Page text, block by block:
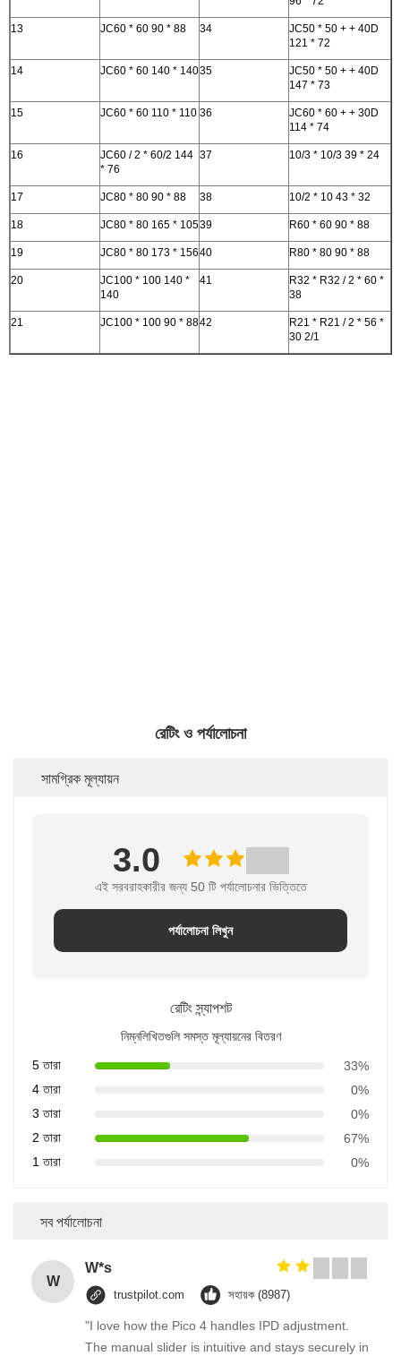
13 JC60 * 60 90 * 88 34
JC50 * 50 + + 40D
121 * 72
14 JC60 * 60 140 * 14035
JC50 * 50 + + 40D
147 * 73
15 JC60 * 60 110 * 110 36
JC60 * 60 + + 30D
114 * 74
16
JC60 / 2 * 60/2 144
* 76
37 10/3 * 10/3 39 * 24
17 JC80 * 80 90 * 88 38 10/2 * 10 43 * 32
18 JC80 * 80 165 * 10539 R60 * 60 90 * 88
19 JC80 * 80 173 * 15640 R80 * 80 90 * 88
20
JC100 * 100 140 *
140
41
R32 * R32 / 2 * 60 *
38
21 JC100 * 100 90 * 8842
R21 * R21 / 2 * 56 *
30 2/1
রেটিং ও পর্যালোচনা
সামগ্রিক মূল্যায়ন
3.0
এই সরবরাহকারীর জন্য 50 টি পর্যালোচনার ভিত্তিতে
পর্যালোচনা লিখুন
রেটিং স্ন্যাপশট
নিম্নলিখিতগুলি সমস্ত মূল্যায়নের বিতরণ
5 তারা
33%
4 তারা
0%
3 তারা
0%
2 তারা
67%
1 তারা
0%
সব পর্যালোচনা
W
W*s
trustpilot.com সহায়ক (8987)
"I love how the Pico 4 handles IPD adjustment.
The manual slider is intuitive and stays securely in